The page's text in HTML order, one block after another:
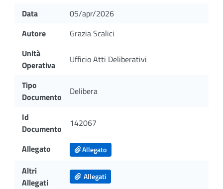
Data
05/apr/2026
Autore
Grazia Scalici
Unità
Operativa
Ufficio Atti Deliberativi
Tipo
Documento
Delibera
Id
Documento
142067
Allegato Allegato
Altri
Allegati
Allegati